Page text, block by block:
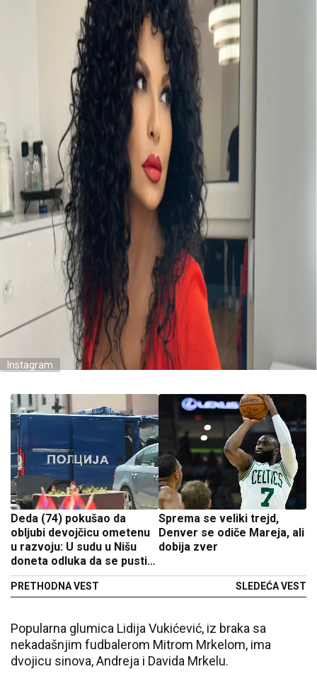
Instagram
Deda (74) pokušao da
obljubi devojčicu ometenu
u razvoju: U sudu u Nišu
doneta odluka da se pusti
na slobodu
PRETHODNA VEST
Sprema se veliki trejd,
Denver se odiče Mareja, ali
dobija zver
SLEDEĆA VEST
Popularna glumica Lidija Vukićević, iz braka sa
nekadašnjim fudbalerom Mitrom Mrkelom, ima
dvojicu sinova, Andreja i Davida Mrkelu.